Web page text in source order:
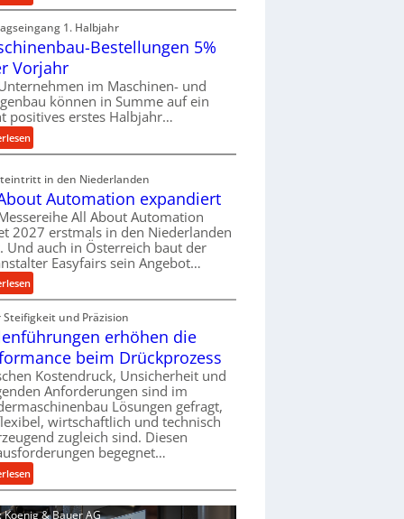
M
a
t
r
a
l
v
r
s
o
r
g
u
n
g
e
n
t
p
a
n
n
t
s
i
c
1. Halbjahr
Bestellungen 5%
Vorjahr
im Maschinen- und
können in Summe auf ein
positives erstes Halbjahr…
:
M
c
h
i
n
e
n
a
u
-
B
e
s
t
e
l
l
n
in den Niederlanden
Automation expandiert
All About Automation
2027 erstmals in den Niederlanden
Und auch in Österreich baut der
Easyfairs sein Angebot…
:
A
l
l
b
o
u
t
A
u
t
o
m
Steifigkeit und Präzision
erhöhen die
beim Drückprozess
Kostendruck, Unsicherheit und
Anforderungen sind im
Lösungen gefragt,
wirtschaftlich und technisch
zugleich sind. Diesen
begegnet…
:
R
o
Koenig & Bauer AG